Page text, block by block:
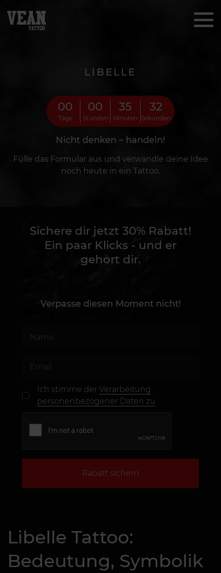
LIBELLE
00
Tage
00
Stunden
35
Minuten
30
Sekunden
Nicht denken – handeln!
Fülle das Formular aus und verwandle deine Idee
noch heute in ein Tattoo.
Sichere dir jetzt 30% Rabatt!
Ein paar Klicks - und er
gehört dir.
Verpasse diesen Moment nicht!
Ich stimme der Verarbeitung
personenbezogener Daten zu
Rabatt sichern
Libelle Tattoo:
Bedeutung, Symbolik